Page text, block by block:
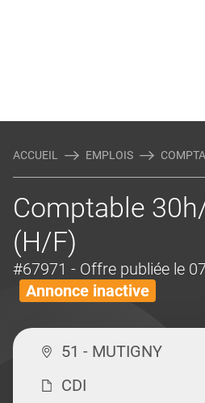
ACCUEIL EMPLOIS
Comptable
(H/F)
#67971 - Offre publiée le
Annonce inactive
51 - MUTIGNY
CDI